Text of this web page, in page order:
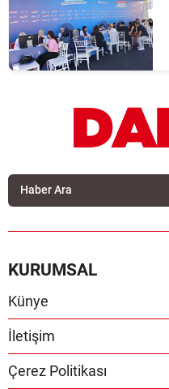
KURUMSAL
Künye
İletişim
Çerez Politikası